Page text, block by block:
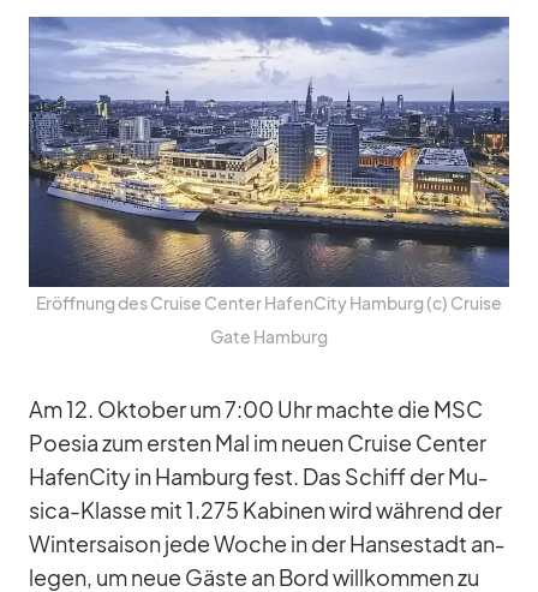
Er­öff­nung des Cruise Cen­ter Ha­fen­City Ham­burg (c) Cruise
Gate Ham­burg
Am 12. Ok­to­ber um 7:00 Uhr machte die MSC
Poe­sia zum ers­ten Mal im neuen Cruise Cen­ter
Ha­fen­City in Ham­burg fest. Das Schiff der Mu­
sica-Klasse mit 1.275 Ka­bi­nen wird wäh­rend der
Win­ter­sai­son jede Wo­che in der Han­se­stadt an­
le­gen, um neue Gäste an Bord will­kom­men zu